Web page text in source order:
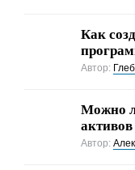
Как
Автор:
Можно
Автор: